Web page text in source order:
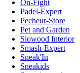
On-Fight
Padel-Expert
Pecheur-Store
Pet and Garden
Slowood Interior
Smash-Expert
Sneak'In
Sneakids